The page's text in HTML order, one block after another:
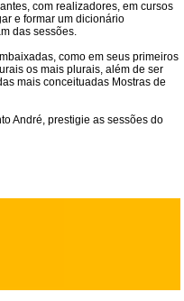
com realizadores, em cursos
e formar um dicionário
das sessões.
como em seus primeiros
os mais plurais, além de ser
mais conceituadas Mostras de
André, prestigie as sessões do